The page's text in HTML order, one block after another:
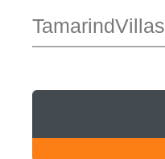
TamarindVillas